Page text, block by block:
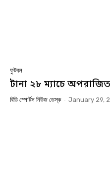
ফুটবল
টানা ২৮ ম্যাচে
বিডি স্পোর্টস নিউজ ডেস্ক - January 29,